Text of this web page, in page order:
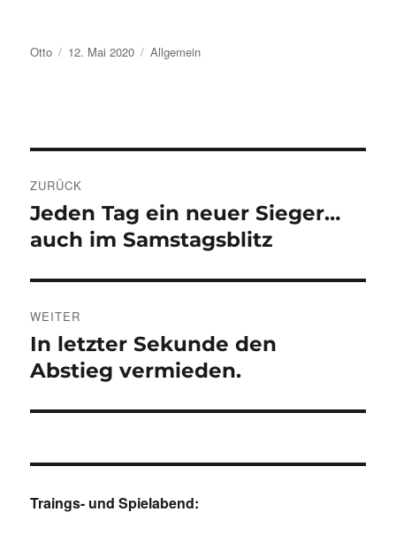
Autor
Otto Veröffentlicht
am
12. Mai 2020 Kategorien
Allgemein
ZURÜCK
Vorheriger
Beitrag:
Jeden Tag ein neuer Sieger…
auch im Samstagsblitz
WEITER
Nächster
Beitrag:
In letzter Sekunde den
Abstieg vermieden.
Traings- und Spielabend: